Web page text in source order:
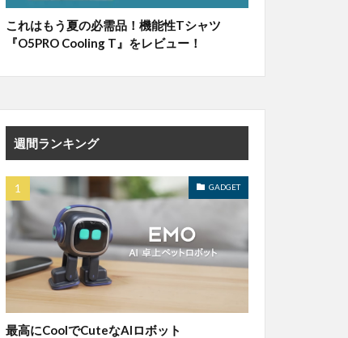
これはもう夏の必需品！機能性Tシャツ
『O5PRO Cooling T』をレビュー！
週間ランキング
GADGET
最高にCoolでCuteなAIロボット